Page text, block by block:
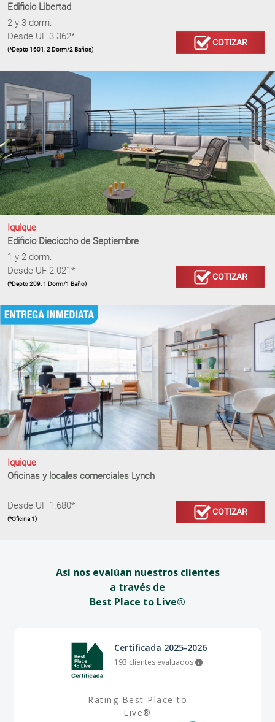
Edificio Libertad
2 y 3 dorm.
Desde UF 3.362*
(*Depto 1601, 2 Dorm/2 Baños)
COTIZAR
Iquique
Edificio Dieciocho de Septiembre
1 y 2 dorm.
Desde UF 2.021*
(*Depto 209, 1 Dorm/1 Baño)
COTIZAR
Iquique
Oficinas y locales comerciales Lynch
Desde UF 1.680*
(*Oficina 1)
COTIZAR